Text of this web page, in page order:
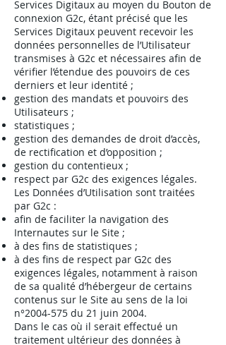
Services Digitaux au moyen du Bouton de
connexion G2c, étant précisé que les
Services Digitaux peuvent recevoir les
données personnelles de l’Utilisateur
transmises à G2c et nécessaires afin de
vérifier l’étendue des pouvoirs de ces
derniers et leur identité ;
gestion des mandats et pouvoirs des
Utilisateurs ;
statistiques ;
gestion des demandes de droit d’accès,
de rectification et d’opposition ;
gestion du contentieux ;
respect par G2c des exigences légales.
Les Données d’Utilisation sont traitées
par G2c :
afin de faciliter la navigation des
Internautes sur le Site ;
à des fins de statistiques ;
à des fins de respect par G2c des
exigences légales, notamment à raison
de sa qualité d’hébergeur de certains
contenus sur le Site au sens de la loi
n°2004-575 du 21 juin 2004.
Dans le cas où il serait effectué un
traitement ultérieur des données à